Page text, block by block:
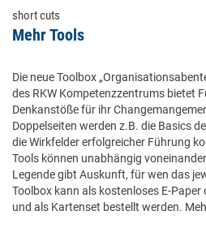
short cuts
Mehr Tools
Die neue Toolbox
des RKW Kompetenzzentrums bietet
Denkanstöße für ihr
Doppelseiten werden z.B. die Basics
die Wirkfelder erfolgreicher Führung
Tools können unabhängig
Legende gibt Auskunft, für wen das
Toolbox kann als kostenloses E-Paper
und als Kartenset bestellt werden.